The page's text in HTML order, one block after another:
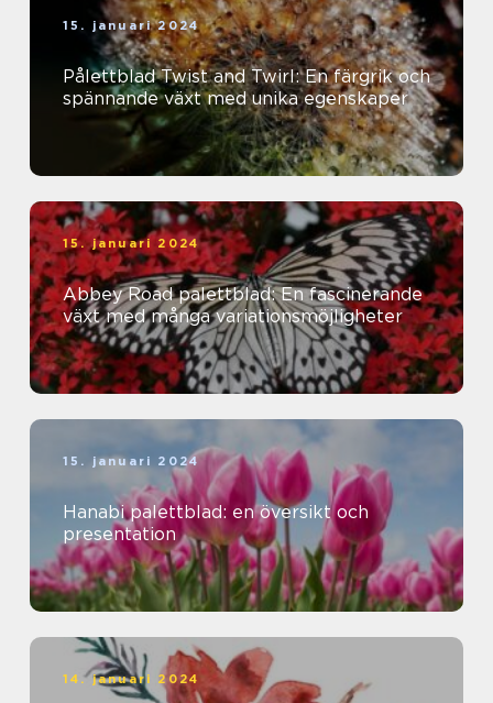
15. januari 2024
Pålettblad Twist and Twirl: En färgrik och
spännande växt med unika egenskaper
15. januari 2024
Abbey Road palettblad: En fascinerande
växt med många variationsmöjligheter
15. januari 2024
Hanabi palettblad: en översikt och
presentation
14. januari 2024